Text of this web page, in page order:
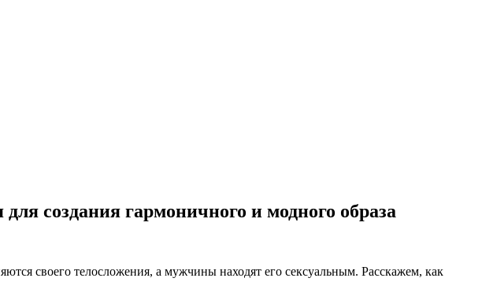
создания гармоничного и модного образа
своего телосложения, а мужчины находят его сексуальным. Расскажем, как